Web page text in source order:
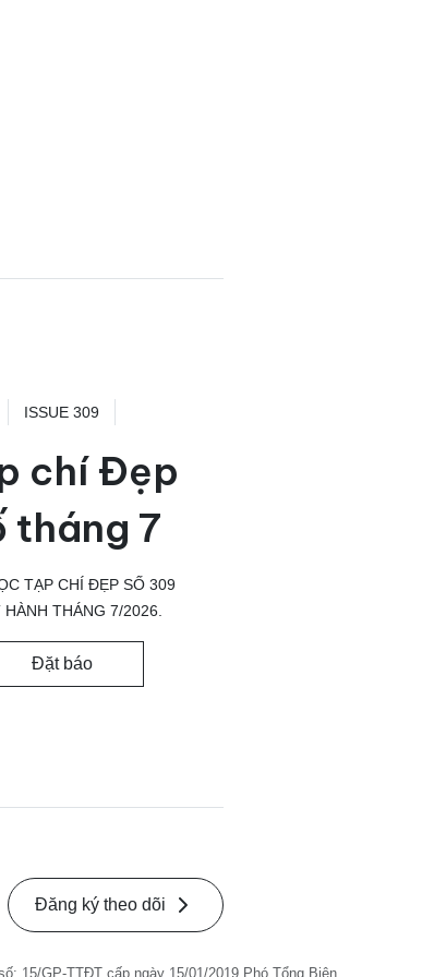
ISSUE 309
chí Đẹp
tháng 7
TẠP CHÍ ĐẸP SỐ 309
HÀNH THÁNG 7/2026.
Đặt báo
Đăng ký theo dõi
15/GP-TTĐT cấp ngày 15/01/2019 Phó Tổng Biên